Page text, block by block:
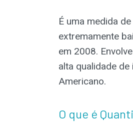
É uma medida
extremamente
em 2008.
alta qualidade
Americano.
O que é